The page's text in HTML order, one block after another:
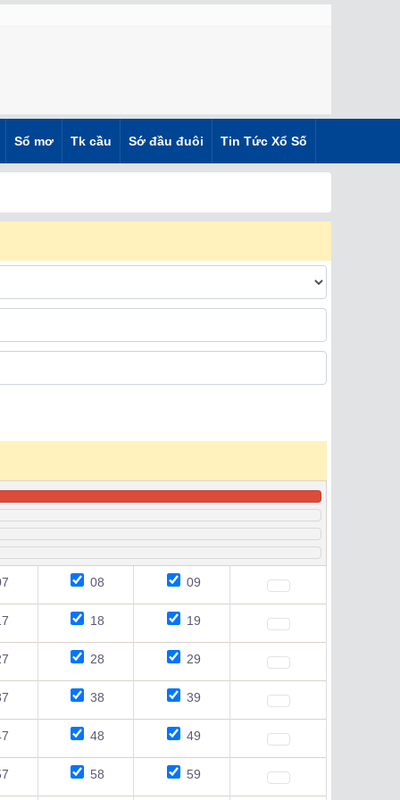
Sổ mơ Tk cầu Sớ đầu đuôi Tin Tức Xổ Số
08 09
18 19
28 29
38 39
48 49
58 59